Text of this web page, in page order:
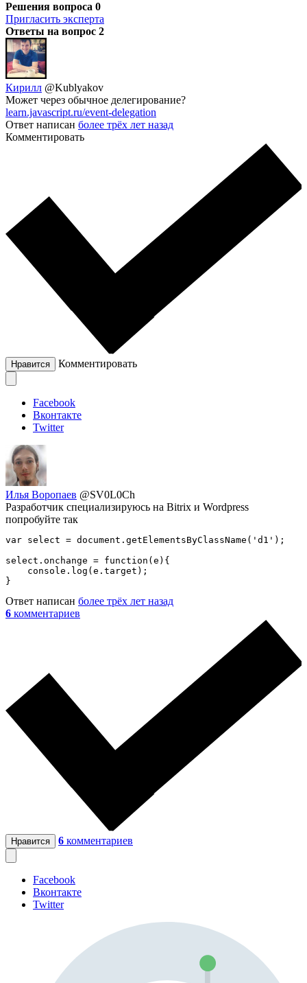
Решения вопроса 0
Пригласить эксперта
Ответы на вопрос 2
Кирилл @Kublyakov
Может через обычное делегирование?
learn.javascript.ru/event-delegation
Ответ написан более трёх лет назад
Комментировать
Нравится Комментировать
Facebook
Вконтакте
Twitter
Илья Воропаев @SV0L0Ch
Разработчик специализируюсь на Bitrix и Wordpress
попробуйте так
var select = document.getElementsByClassName('d1');
select.onchange = function(e){
    console.log(e.target);
}
Ответ написан более трёх лет назад
6 комментариев
Нравится 6 комментариев
Facebook
Вконтакте
Twitter